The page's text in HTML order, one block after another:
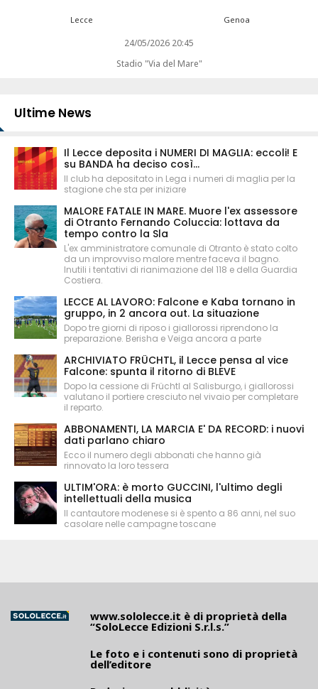
Lecce Genoa
24/05/2026 20:45
Stadio "Via del Mare"
Ultime News
Il Lecce deposita i NUMERI DI MAGLIA: eccoli! E
su BANDA ha deciso così...
Il club ha depositato in Lega i numeri di maglia per la
stagione che sta per iniziare
MALORE FATALE IN MARE. Muore l'ex assessore
di Otranto Fernando Coluccia: lottava da
tempo contro la Sla
L'ex amministratore comunale di Otranto è stato colto
da un improvviso malore mentre faceva il bagno.
Inutili i tentativi di rianimazione del 118 e della Guardia
Costiera.
LECCE AL LAVORO: Falcone e Kaba tornano in
gruppo, in 2 ancora out. La situazione
Dopo tre giorni di riposo i giallorossi riprendono la
preparazione. Berisha e Veiga ancora a parte
ARCHIVIATO FRÜCHTL, il Lecce pensa al vice
Falcone: spunta il ritorno di BLEVE
Dopo la cessione di Früchtl al Salisburgo, i giallorossi
valutano il portiere cresciuto nel vivaio per completare
il reparto.
ABBONAMENTI, LA MARCIA E' DA RECORD: i nuovi
dati parlano chiaro
Ecco il numero degli abbonati che hanno già
rinnovato la loro tessera
ULTIM'ORA: è morto GUCCINI, l'ultimo degli
intellettuali della musica
Il cantautore modenese si è spento a 86 anni, nel suo
casolare nelle campagne toscane
www.sololecce.it è di proprietà della
“SoloLecce Edizioni S.r.l.s.”
Le foto e i contenuti sono di proprietà
dell’editore